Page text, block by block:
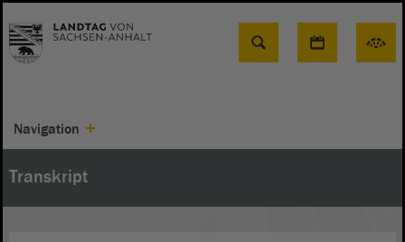
Suche
Navigation
Transkript